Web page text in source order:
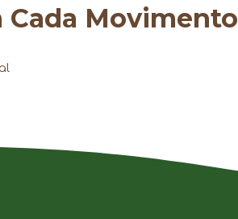
Cada Movimento